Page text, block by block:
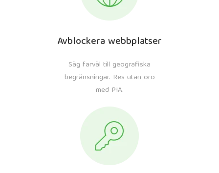
Avblockera webbplatser
Säg farväl till geografiska
begränsningar. Res utan oro
med PIA.